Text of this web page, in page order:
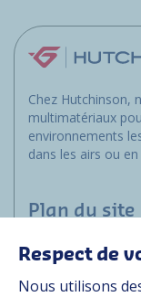
Chez Hutchinson,
multimatériaux
environnements
dans les airs ou
Plan du site
Marchés
Solutions
Respect de
Nous utilisons